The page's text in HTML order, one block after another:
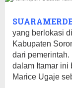
yang berlokasi
Kabupaten
dari
dalam Itamar ini
Marice Ugaje